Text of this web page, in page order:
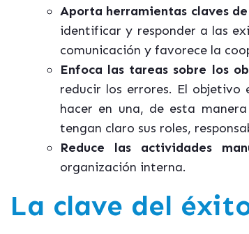
Aporta herramientas claves
identificar y responder a las
comunicación y favorece la
Enfoca las tareas sobre los
reducir los errores. El
hacer en una, de esta
tengan claro sus roles,
Reduce las actividades
organización interna.
La clave del